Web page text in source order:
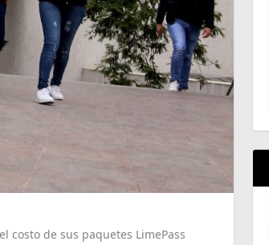
costo de sus paquetes LimePass